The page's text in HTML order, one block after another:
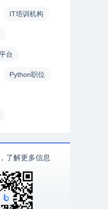
IT培训机构
台
Python职位
了解更多信息